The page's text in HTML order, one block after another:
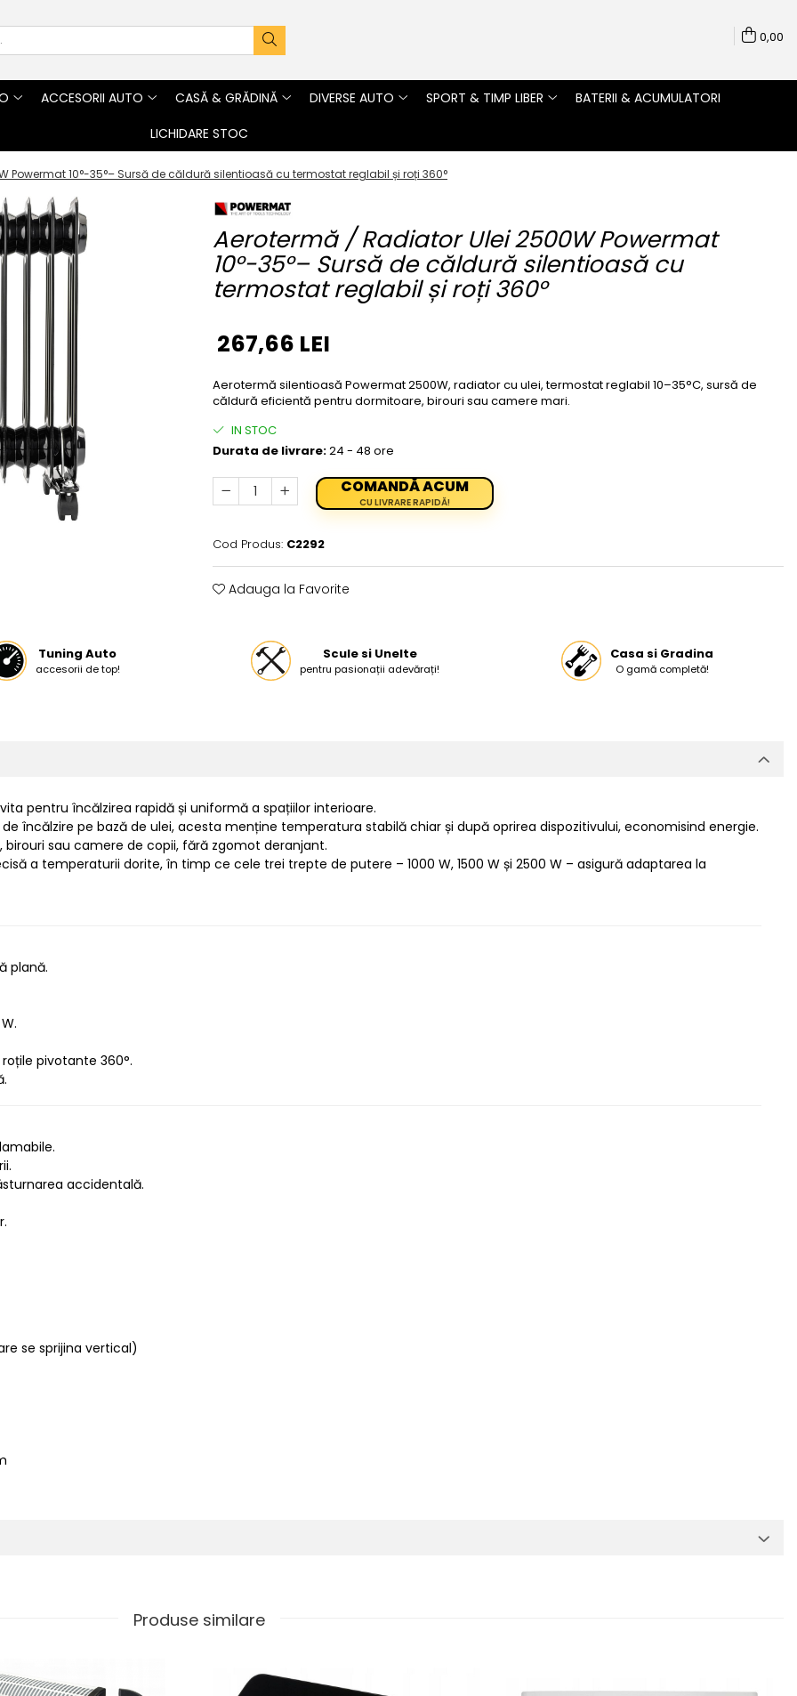
0,00
ACCESORII AUTO CASĂ & GRĂDINĂ DIVERSE AUTO SPORT & TIMP LIBER
BATERII & ACUMULATORI
LICHIDARE STOC
Powermat 10°-35°– Sursă de căldură silentioasă cu termostat reglabil și roți 360°
Aerotermă / Radiator Ulei 2500W Powermat
10°-35°– Sursă de căldură silentioasă cu
termostat reglabil și roți 360°
267,66 LEI
Aerotermă silentioasă Powermat 2500W, radiator cu ulei, termostat reglabil 10–35°C, sursă de
căldură eficientă pentru dormitoare, birouri sau camere mari.
IN STOC
Durata de livrare:24 - 48 ore
COMANDĂ ACUM
CU LIVRARE RAPIDĂ!
Cod Produs: C2292
Adauga la Favorite
Tuning Auto
accesorii de top!
Scule si Unelte
pentru pasionații adevărați!
Casa si Gradina
O gamă completă!
pentru încălzirea rapidă și uniformă a spațiilor interioare.
încălzire pe bază de ulei, acesta menține temperatura stabilă chiar și după oprirea dispozitivului, economisind energie.
sau camere de copii, fără zgomot deranjant.
a temperaturii dorite, în timp ce cele trei trepte de putere – 1000 W, 1500 W și 2500 W – asigură adaptarea la
plană.
pivotante 360°.
accidentală.
se sprijina vertical)
Produse similare